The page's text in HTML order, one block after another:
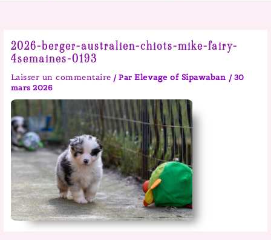
2026-berger-australien-chiots-mike-fairy-
4semaines-0193
Laisser un commentaire / ParElevage of Sipawaban / 30
mars 2026